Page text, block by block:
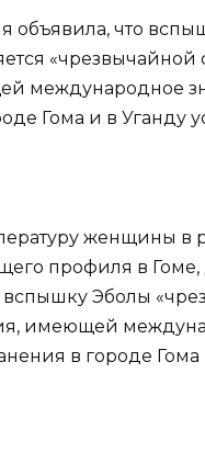
объявила, что
«чрезвычайной
международное
Гома и в Уганду
женщины в
профиля в
Эболы
имеющей
в городе